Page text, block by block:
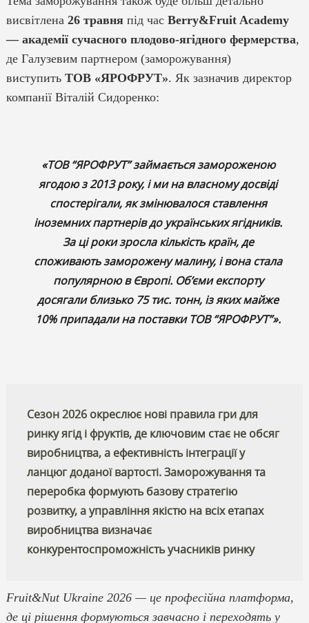
висвітлена 26 травняпід час Berry&Fruit Academy
— академії сучасного плодово-ягідного фермерства,
де Галузевим партнером (заморожування)
виступить ТОВ «ЯРОФРУТ». Як зазначив директор
компанії Віталій Сидоренко:
«ТОВ “ЯРОФРУТ” займається замороженою
ягодою з 2013 року, і ми на власному досвіді
спостерігали, як змінювалося ставлення
іноземних партнерів до українських ягідників.
За ці роки зросла кількість країн, де
споживають заморожену малину, і вона стала
популярною в Європі. Об’єми експорту
досягали близько 75 тис. тонн, із яких майже
10% припадали на поставки ТОВ “ЯРОФРУТ”».
Сезон 2026 окреслює нові правила гри для
ринку ягід і фруктів, де ключовим стає не обсяг
виробництва, а ефективність інтеграції у
ланцюг доданої вартості. Заморожування та
переробка формують базову стратегію
розвитку, а управління якістю на всіх етапах
виробництва визначає
конкурентоспроможність учасників ринку
Fruit&Nut Ukraine 2026 — це професійна платформа,
де ці рішення формуються завчасно і переходять у